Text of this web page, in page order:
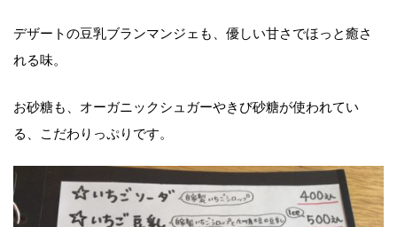
デザートの豆乳ブランマンジェも、優しい甘さでほっと癒さ
れる味。
お砂糖も、オーガニックシュガーやきび砂糖が使われてい
る、こだわりっぷりです。